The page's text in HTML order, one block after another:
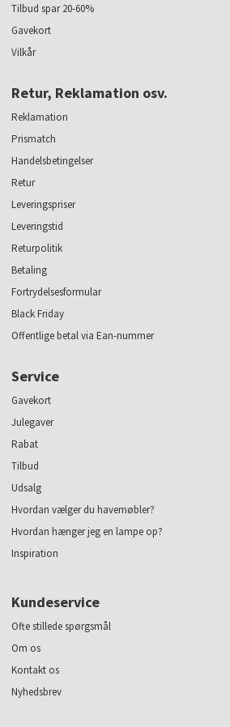
Tilbud spar 20-60%
Gavekort
Vilkår
Retur, Reklamation osv.
Reklamation
Prismatch
Handelsbetingelser
Retur
Leveringspriser
Leveringstid
Returpolitik
Betaling
Fortrydelsesformular
Black Friday
Offentlige betal via Ean-nummer
Service
Gavekort
Julegaver
Rabat
Tilbud
Udsalg
Hvordan vælger du havemøbler?
Hvordan hænger jeg en lampe op?
Inspiration
Kundeservice
Ofte stillede spørgsmål
Om os
Kontakt os
Nyhedsbrev